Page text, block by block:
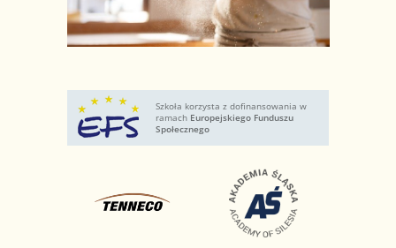
Szkoła korzysta z dofinansowania w
ramach Europejskiego Funduszu
Społecznego